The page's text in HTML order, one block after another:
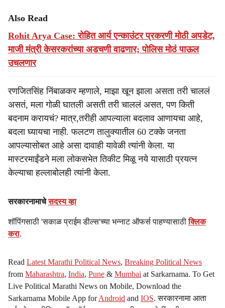
Also Read
Rohit Arya Case: रोहित आर्य एन्काउंटर प्रकरणी मोठी अपडेट,
माजी मंत्री केसरकरांच्या अडचणी वाढणार; पोलिस मोठं पाऊल
उचलणार
रणजितसिंह निंबाळकर म्हणाले, माझा खून झाला असता तरी चाललं
असतं, मला गोळी घातली असती तरी चाललं असत, पण किती
बदनाम करायचं? मात्र,तरीही आपल्याला बदलाव आणायचा आहे,
बदला घ्यायचा नाही. फलटण तालुक्यातील 60 टक्के जनता
आपल्यासोबत आहे असा दावाही यावेळी त्यांनी केला. या
मास्टरमाईंडने मला लोकसभेत तिकीट मिळू नये यासाठी प्रयत्न
केल्याचा हल्लाबोलही त्यांनी केला.
सरकारनामाचेसदस्य व्हा
शॉपिंगसाठी 'सकाळ प्राईम डील्स'च्या भन्नाट ऑफर्स पाहण्यासाठीक्लिक
करा.
Read Latest Marathi Political News, Breaking Political News
from Maharashtra, India, Pune & Mumbai at Sarkarnama. To Get
Live Political Marathi News on Mobile, Download the
Sarkarnama Mobile App forAndroid and IOS. सरकारनामा आता